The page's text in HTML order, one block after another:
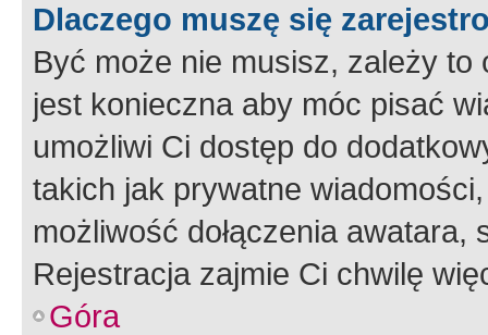
Dlaczego muszę się
Być może nie musisz, zależy
jest konieczna aby móc pisać
umożliwi Ci dostęp do
takich jak prywatne
możliwość dołączenia
Rejestracja zajmie Ci chwilę
Góra